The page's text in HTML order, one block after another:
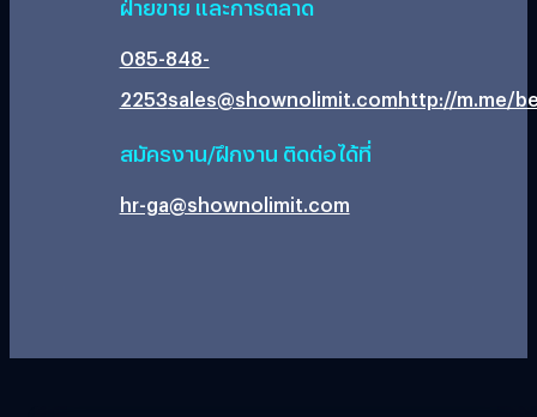
ฝ่ายขาย และการตลาด
085-848-
2253sales@shownolimit.comhttp://m.me/
สมัครงาน/ฝึกงาน ติดต่อได้ที่
hr-ga@shownolimit.com